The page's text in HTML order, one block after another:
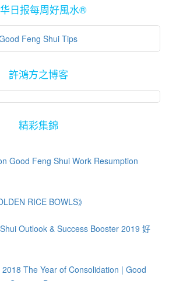
里出生的人，也可以被归纳为2019年里比较
被预测在2019年里，将是比较顺心顺意的
是生肖属马、鼠与猴的人，在目前阶段里
刺了！这绝对是好事，因为根据吸引力法
憧憬未来时，当然是容易心想事成！其实
法门等是实践“吸引力法则”的最高境界与方
带有功能性的，因此也能帮助达到“三赢”
连吗？如果一年到头都被他人甚至自己认
摒除此类负面思维！ 有谓“要改运、先改
年将会流年不利其生肖的人，其实不用过
要常保信心，明确知道在自己所从事的工
夫。在此段期间，必须加倍充实自身的知
平常但又积极的心态处理一切事务，必可
利！ 在2019年里比较带有挑战性的月份是
、9月以及12月，在这些月份里大家只要步
定或投资就行了。其实一部分的流年运程
素。一些风水命理师傅，在事先大略了解
对好的生肖加以激励话语。那些被推测为
名旅游景点以及数大赌场。众所周知，澳
场生意，估计全澳门有超过一半的人民是
坊间有无数有关赌场的风水传奇故事，数
。比如说建立在澳门南湾畔的新葡京赌
方的赌客，并使到他们的钱财进入赌场后
日赢面满满。 我们也参观了在2016年开幕
娱乐场度假村，整体工程耗资6年时间、投
比如说进入永利皇宫的方式非常有特色：
大的水池，旅客在水池外乘搭免费的缆
口边，众人当下仿佛被龙口舔了几口，无
灭了，然后才在3、4层楼高的楼层下车。
下龙威”后，先灭了霸气后才让众人步入赌
几乎每一间赌场的正门设计皆带有非常大的
、每一刻里皆必须面对来自各赌徒们发动
的风水设计绝不会有“祥和”或“和谐“的感
日报每周好風水®
許鴻方之博客
精彩集錦